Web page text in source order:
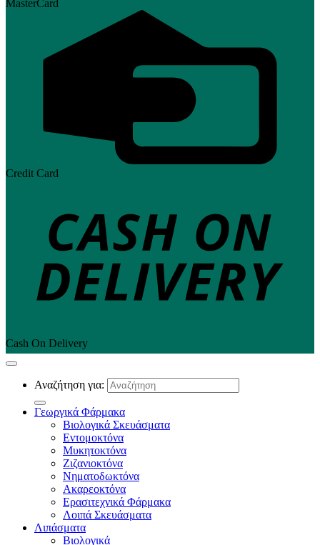
MasterCard
Credit Card
Cash On Delivery
Αναζήτηση για:
Γεωργικά Φάρμακα
Βιολογικά Σκευάσματα
Εντομοκτόνα
Μυκητοκτόνα
Ζιζανιοκτόνα
Νηματοδωκτόνα
Ακαρεοκτόνα
Ερασιτεχνικά Φάρμακα
Λοιπά Σκευάσματα
Λιπάσματα
Βιολογικά